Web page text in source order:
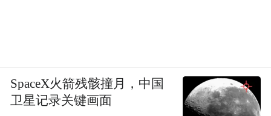
SpaceX火箭残骸撞月，中国
卫星记录关键画面